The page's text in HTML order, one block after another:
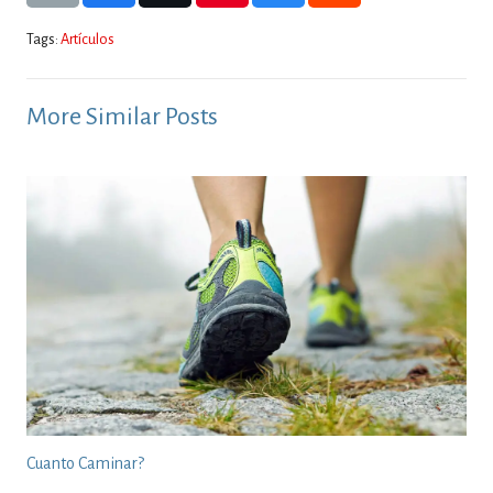
Tags: Artículos
More Similar Posts
Cuanto Caminar?